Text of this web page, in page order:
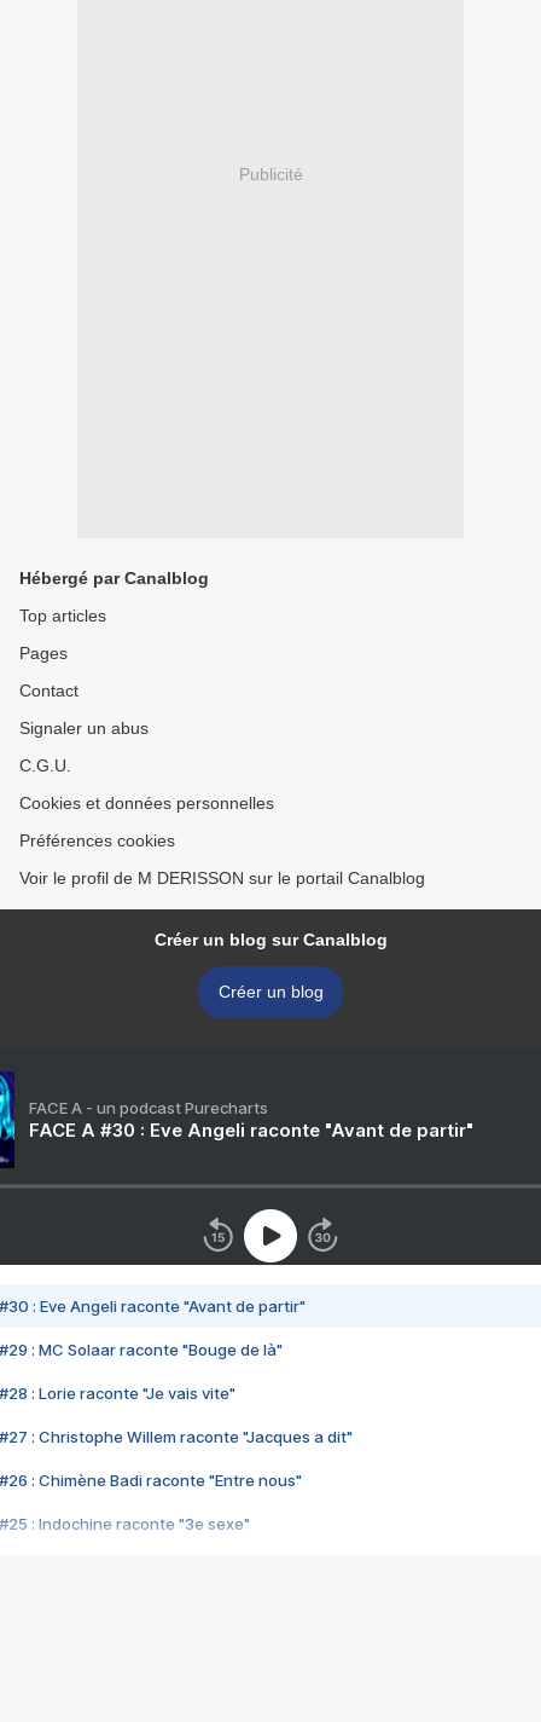
Publicité
Hébergé par Canalblog
Top articles
Pages
Contact
Signaler un abus
C.G.U.
Cookies et données personnelles
Préférences cookies
Voir le profil de M DERISSON sur le portail Canalblog
Créer un blog sur Canalblog
Créer un blog
FACE A - un podcast Purecharts
FACE A #30 : Eve Angeli raconte "Avant de partir"
#30 : Eve Angeli raconte "Avant de partir"
#29 : MC Solaar raconte "Bouge de là"
#28 : Lorie raconte "Je vais vite"
#27 : Christophe Willem raconte "Jacques a dit"
#26 : Chimène Badi raconte "Entre nous"
#25 : Indochine raconte "3e sexe"